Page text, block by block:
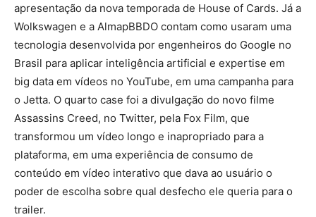
apresentação da nova temporada de House of Cards. Já a
Wolkswagen e a AlmapBBDO contam como usaram uma
tecnologia desenvolvida por engenheiros do Google no
Brasil para aplicar inteligência artificial e expertise em
big data em vídeos no YouTube, em uma campanha para
o Jetta. O quarto case foi a divulgação do novo filme
Assassins Creed, no Twitter, pela Fox Film, que
transformou um vídeo longo e inapropriado para a
plataforma, em uma experiência de consumo de
conteúdo em vídeo interativo que dava ao usuário o
poder de escolha sobre qual desfecho ele queria para o
trailer.